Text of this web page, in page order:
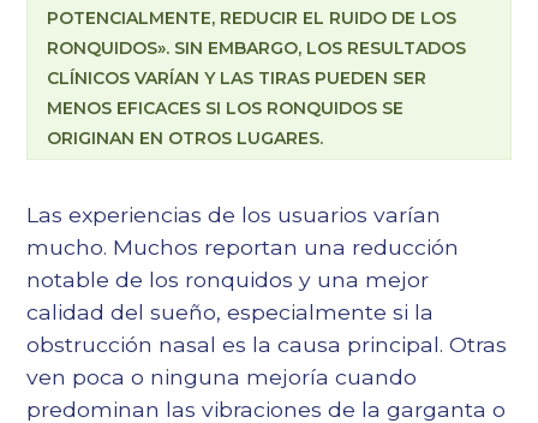
POTENCIALMENTE, REDUCIR EL RUIDO DE LOS
RONQUIDOS». SIN EMBARGO, LOS RESULTADOS
CLÍNICOS VARÍAN Y LAS TIRAS PUEDEN SER
MENOS EFICACES SI LOS RONQUIDOS SE
ORIGINAN EN OTROS LUGARES.
Las experiencias de los usuarios varían
mucho. Muchos reportan una reducción
notable de los ronquidos y una mejor
calidad del sueño, especialmente si la
obstrucción nasal es la causa principal. Otras
ven poca o ninguna mejoría cuando
predominan las vibraciones de la garganta o